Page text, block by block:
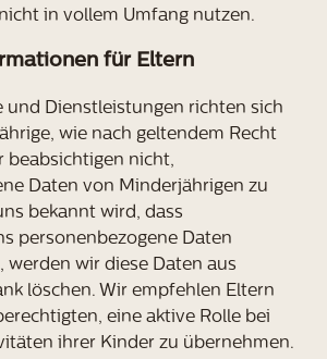
in vollem Umfang nutzen.
für Eltern
und Dienstleistungen richten sich
wie nach geltendem Recht
beabsichtigen nicht,
Daten von Minderjährigen zu
bekannt wird, dass
personenbezogene Daten
werden wir diese Daten aus
löschen. Wir empfehlen Eltern
eine aktive Rolle bei
ihrer Kinder zu übernehmen.